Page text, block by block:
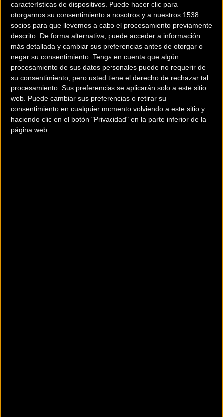
características de dispositivos. Puede hacer clic para
otorgarnos su consentimiento a nosotros y a nuestros 1538
socios para que llevemos a cabo el procesamiento previamente
descrito. De forma alternativa, puede acceder a información
más detallada y cambiar sus preferencias antes de otorgar o
negar su consentimiento. Tenga en cuenta que algún
procesamiento de sus datos personales puede no requerir de
su consentimiento, pero usted tiene el derecho de rechazar tal
procesamiento. Sus preferencias se aplicarán solo a este sitio
web. Puede cambiar sus preferencias o retirar su
consentimiento en cualquier momento volviendo a este sitio y
haciendo clic en el botón "Privacidad" en la parte inferior de la
página web.
Casi 1200 cicloturistas
disfrutaron en una nueva
edición de la Gran Fondo
BIBE Transbizkaia
Cientos de familias
disfrutaron del BiziTour
de Vitoria-Gasteiz